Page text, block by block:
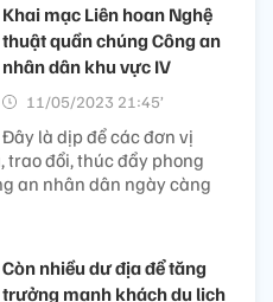
Khai mạc Liên hoan Nghệ
thuật quần chúng Công an
nhân dân khu vực IV
11/05/2023 21:45’
Đây là dịp để các đơn vị
trao đổi, thúc đẩy phong
an nhân dân ngày càng
Còn nhiều dư địa để tăng
trưởng mạnh khách du lịch